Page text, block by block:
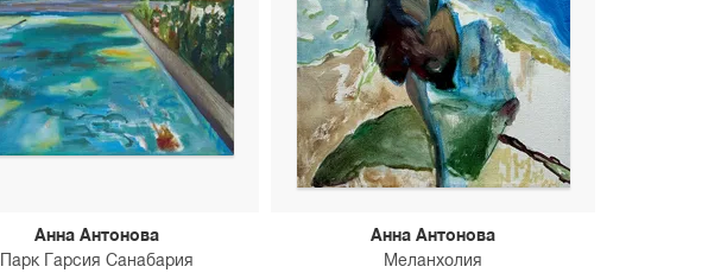
Анна Антонова
Парк Гарсия Санабария
Анна Антонова
Меланхолия